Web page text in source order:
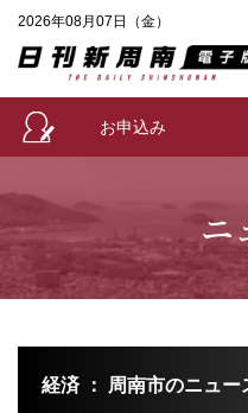
2026年08月07日（金）
お申込み
ニ
経済 ： 周南市のニュー